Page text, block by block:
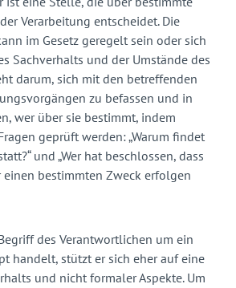
Verarbeitung entscheidet. Die
im Gesetz geregelt sein oder sich
Sachverhalts und der Umstände des
darum, sich mit den betreffenden
zu befassen und in
wer über sie bestimmt, indem
geprüft werden: „Warum findet
und „Wer hat beschlossen, dass
bestimmten Zweck erfolgen
des Verantwortlichen um ein
handelt, stützt er sich eher auf eine
und nicht formaler Aspekte. Um